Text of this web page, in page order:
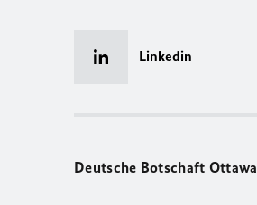
Linkedin
Deutsche Botschaft Ottawa